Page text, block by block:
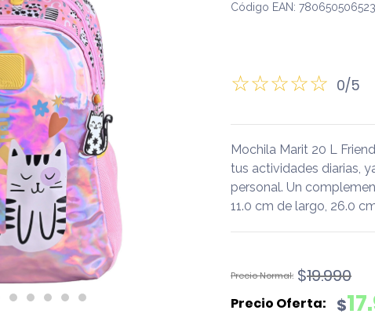
Código EAN:
0/5
Mochila Marit 20 L
tus actividades diarias,
personal. Un
11.0 cm de largo, 26.0
$19.990
El
original
$
El
actual